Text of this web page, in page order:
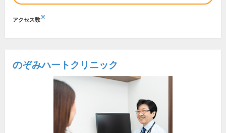
アクセス数※
のぞみハートクリニック